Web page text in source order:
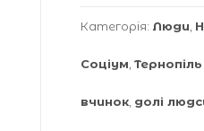
Категорія: Люди
Соціум Тернопіль
вчинок долі